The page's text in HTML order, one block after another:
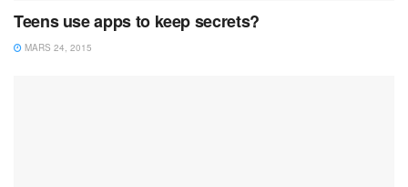
Teens use apps to keep secrets?
MARS 24, 2015